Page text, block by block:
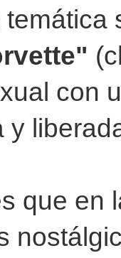
con
y
que en